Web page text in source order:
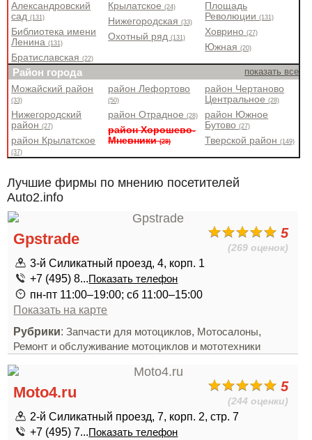
Александровский
сад(131)
Библиотека имени
Ленина(131)
Братиславская(22)
Крылатское(24)
Нижегородская(33)
Охотный ряд(131)
Площадь
Революции(131)
Ховрино(27)
Южная(20)
Район города показать все
Можайский район
(33)
Нижегородский
район(27)
район Крылатское
(37)
район Лефортово
(50)
район Отрадное(28)
район Хорошево-
Мневники(29)
район Чертаново
Центральное(28)
район Южное
Бутово(27)
Тверской район(149)
Лучшие фирмы по мнению посетителей
Auto2.info
5
(269 оценок)
Gpstrade
3-й Силикатный проезд, 4, корп. 1
+7 (495) 8...Показать телефон
пн-пт 11:00–19:00; сб 11:00–15:00
Показать на карте
Рубрики:Запчасти для мотоциклов, Мотосалоны,
Ремонт и обслуживание мотоциклов и мототехники
5
(244 оценки)
Moto4.ru
2-й Силикатный проезд, 7, корп. 2, стр. 7
+7 (495) 7...Показать телефон